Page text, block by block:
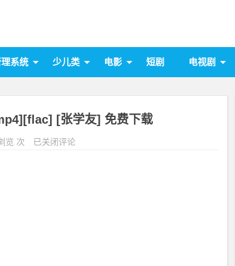
系统 少儿类 电影 短剧 电视剧
[张学友] 免费下载
览 次 已关闭评论